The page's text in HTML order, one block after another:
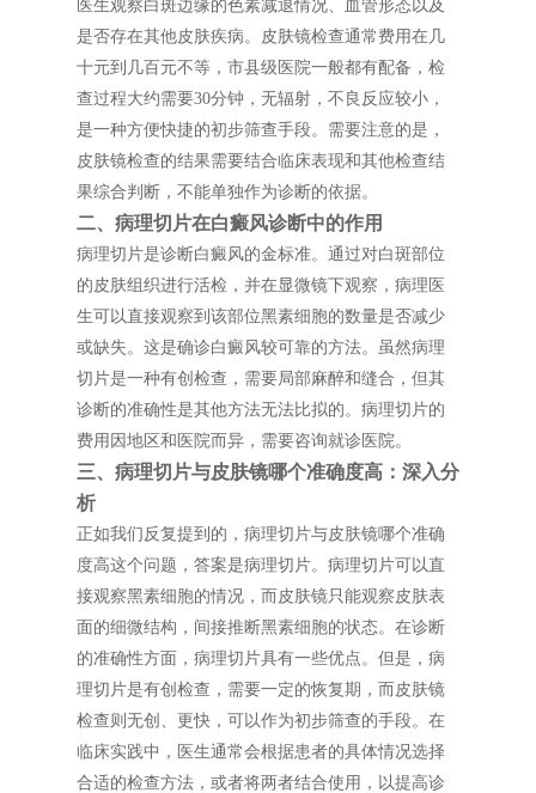
医生观察白斑边缘的色素减退情况、血管形态以及
是否存在其他皮肤疾病。皮肤镜检查通常费用在几
十元到几百元不等，市县级医院一般都有配备，检
查过程大约需要30分钟，无辐射，不良反应较小，
是一种方便快捷的初步筛查手段。需要注意的是，
皮肤镜检查的结果需要结合临床表现和其他检查结
果综合判断，不能单独作为诊断的依据。
二、病理切片在白癜风诊断中的作用
病理切片是诊断白癜风的金标准。通过对白斑部位
的皮肤组织进行活检，并在显微镜下观察，病理医
生可以直接观察到该部位黑素细胞的数量是否减少
或缺失。这是确诊白癜风较可靠的方法。虽然病理
切片是一种有创检查，需要局部麻醉和缝合，但其
诊断的准确性是其他方法无法比拟的。病理切片的
费用因地区和医院而异，需要咨询就诊医院。
三、病理切片与皮肤镜哪个准确度高：深入分
析
正如我们反复提到的，病理切片与皮肤镜哪个准确
度高这个问题，答案是病理切片。病理切片可以直
接观察黑素细胞的情况，而皮肤镜只能观察皮肤表
面的细微结构，间接推断黑素细胞的状态。在诊断
的准确性方面，病理切片具有一些优点。但是，病
理切片是有创检查，需要一定的恢复期，而皮肤镜
检查则无创、更快，可以作为初步筛查的手段。在
临床实践中，医生通常会根据患者的具体情况选择
合适的检查方法，或者将两者结合使用，以提高诊